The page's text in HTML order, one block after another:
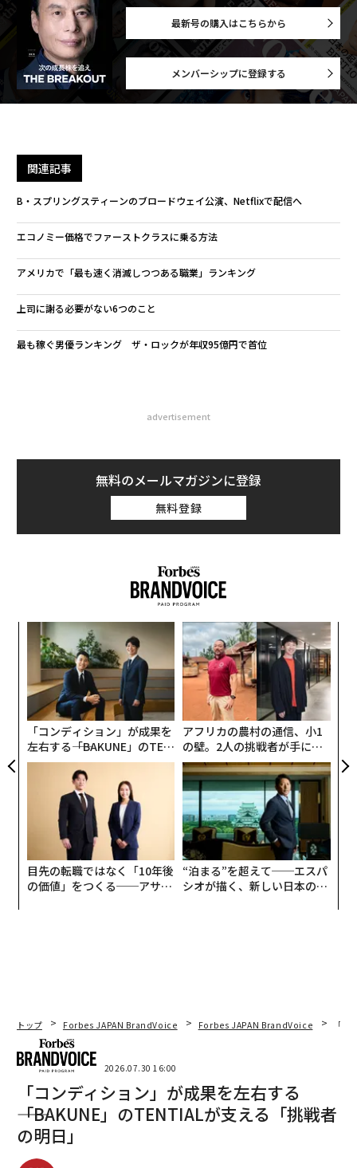
最新号の購入はこちらから
メンバーシップに登録する
関連記事
B・スプリングスティーンのブロードウェイ公演、Netflixで配信へ
エコノミー価格でファーストクラスに乗る方法
アメリカで「最も速く消滅しつつある職業」ランキング
上司に謝る必要がない6つのこと
最も稼ぐ男優ランキング ザ・ロックが年収95億円で首位
advertisement
無料のメールマガジンに登録
無料登録
「コンディション」が成果を
左右する――「BAKUNE」のTEN
TIALが支える「挑戦者の明
アフリカの農村の通信、小1
の壁。2人の挑戦者が手にし
た「次なる武器」
目先の転職ではなく「10年後
の価値」をつくる──アサイ
“泊まる”を超えて──エスパ
シオが描く、新しい日本のラ
トップ Forbes JAPAN BrandVoice Forbes JAPAN BrandVoice 「
2026.07.30 16:00
「コンディション」が成果を左右する
――「BAKUNE」のTENTIALが支える「挑戦者
の明日」